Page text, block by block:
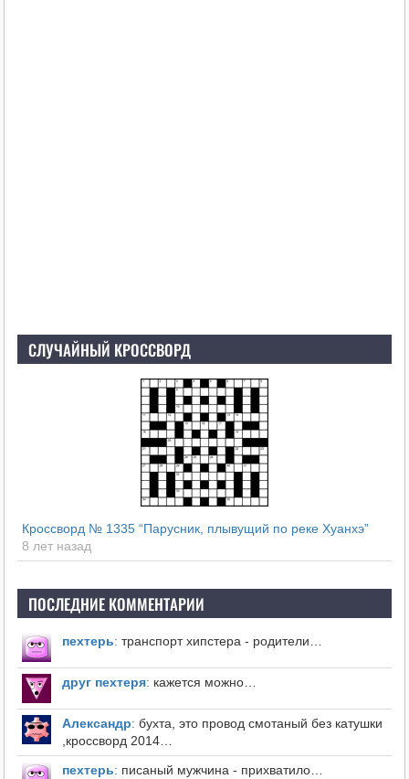
СЛУЧАЙНЫЙ КРОССВОРД
Кроссворд № 1335 “Парусник, плывущий по реке Хуанхэ”
8 лет назад
ПОСЛЕДНИЕ КОММЕНТАРИИ
пехтерь: транспорт хипстера - родители…
друг пехтеря: кажется можно…
Александр: бухта, это провод смотаный без катушки
,кроссворд 2014…
пехтерь: писаный мужчина - прихватило…